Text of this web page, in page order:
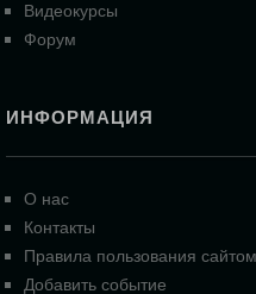
Видеокурсы
Форум
ИНФОРМАЦИЯ
О нас
Контакты
Правила пользования сайтом
Добавить событие